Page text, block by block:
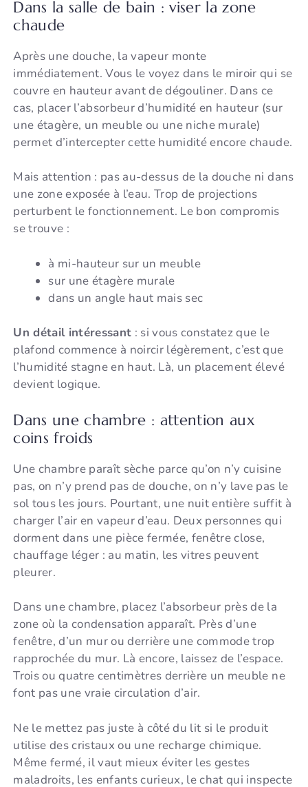
Dans la salle de bain : viser la zone
chaude
Après une douche, la vapeur monte
immédiatement. Vous le voyez dans le miroir qui se
couvre en hauteur avant de dégouliner. Dans ce
cas, placer l’absorbeur d’humidité en hauteur (sur
une étagère, un meuble ou une niche murale)
permet d’intercepter cette humidité encore chaude.
Mais attention : pas au-dessus de la douche ni dans
une zone exposée à l’eau. Trop de projections
perturbent le fonctionnement. Le bon compromis
se trouve :
à mi-hauteur sur un meuble
sur une étagère murale
dans un angle haut mais sec
Un détail intéressant : si vous constatez que le
plafond commence à noircir légèrement, c’est que
l’humidité stagne en haut. Là, un placement élevé
devient logique.
Dans une chambre : attention aux
coins froids
Une chambre paraît sèche parce qu’on n’y cuisine
pas, on n’y prend pas de douche, on n’y lave pas le
sol tous les jours. Pourtant, une nuit entière suffit à
charger l’air en vapeur d’eau. Deux personnes qui
dorment dans une pièce fermée, fenêtre close,
chauffage léger : au matin, les vitres peuvent
pleurer.
Dans une chambre, placez l’absorbeur près de la
zone où la condensation apparaît. Près d’une
fenêtre, d’un mur ou derrière une commode trop
rapprochée du mur. Là encore, laissez de l’espace.
Trois ou quatre centimètres derrière un meuble ne
font pas une vraie circulation d’air.
Ne le mettez pas juste à côté du lit si le produit
utilise des cristaux ou une recharge chimique.
Même fermé, il vaut mieux éviter les gestes
maladroits, les enfants curieux, le chat qui inspecte